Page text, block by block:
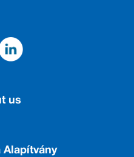
us
Alapítvány